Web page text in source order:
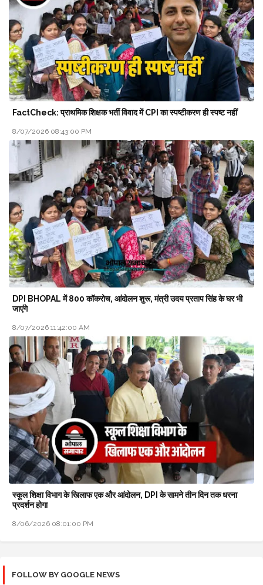
FactCheck: प्राथमिक शिक्षक भर्ती विवाद में CPI का स्पष्टीकरण ही स्पष्ट नहीं
8/07/2026 08:43:00 PM
DPI BHOPAL में 800 कॉकरोच, आंदोलन शुरू, मंत्री उदय प्रताप सिंह के घर भी
जाएंगे
8/07/2026 11:42:00 AM
स्कूल शिक्षा विभाग के खिलाफ एक और आंदोलन, DPI के सामने तीन दिन तक धरना
प्रदर्शन होगा
8/06/2026 08:01:00 PM
FOLLOW BY GOOGLE NEWS